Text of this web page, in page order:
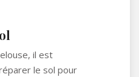
il est
le sol pour